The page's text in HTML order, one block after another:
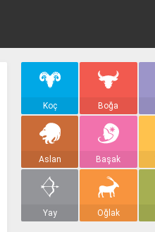
Koç Boğa
Aslan Başak
Yay Oğlak